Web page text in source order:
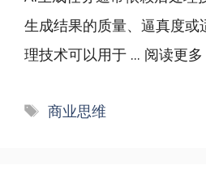
生成结果的质量、逼真度或
理技术可以用于 ... 阅读更多
标
商业思维